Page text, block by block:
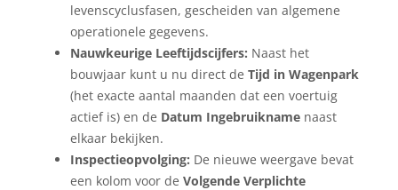
levenscyclusfasen, gescheiden van algemene
operationele gegevens.
Nauwkeurige Leeftijdscijfers: Naast het
bouwjaar kunt u nu direct de Tijd in Wagenpark
(het exacte aantal maanden dat een voertuig
actief is) en de Datum Ingebruiknamenaast
elkaar bekijken.
Inspectieopvolging: De nieuwe weergave bevat
een kolom voor de Volgende Verplichte